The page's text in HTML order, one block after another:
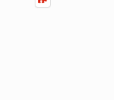
내
all